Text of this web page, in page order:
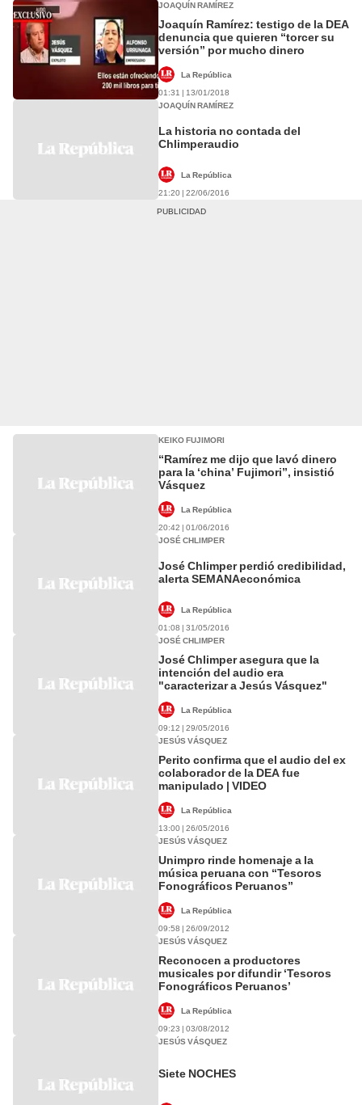
JOAQUÍN RAMÍREZ
Joaquín Ramírez: testigo de la DEA
denuncia que quieren “torcer su
versión” por mucho dinero
La República
01:31 | 13/01/2018
JOAQUÍN RAMÍREZ
La historia no contada del
Chlimperaudio
La República
21:20 | 22/06/2016
KEIKO FUJIMORI
“Ramírez me dijo que lavó dinero
para la ‘china’ Fujimori”, insistió
Vásquez
La República
20:42 | 01/06/2016
JOSÉ CHLIMPER
José Chlimper perdió credibilidad,
alerta SEMANAeconómica
La República
01:08 | 31/05/2016
JOSÉ CHLIMPER
José Chlimper asegura que la
intención del audio era
"caracterizar a Jesús Vásquez"
La República
09:12 | 29/05/2016
JESÚS VÁSQUEZ
Perito confirma que el audio del ex
colaborador de la DEA fue
manipulado | VIDEO
La República
13:00 | 26/05/2016
JESÚS VÁSQUEZ
Unimpro rinde homenaje a la
música peruana con “Tesoros
Fonográficos Peruanos”
La República
09:58 | 26/09/2012
JESÚS VÁSQUEZ
Reconocen a productores
musicales por difundir ‘Tesoros
Fonográficos Peruanos’
La República
09:23 | 03/08/2012
JESÚS VÁSQUEZ
Siete NOCHES